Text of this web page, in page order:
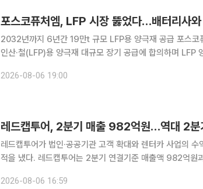
포스코퓨처엠, LFP 시장 뚫었다…배터리사와
2032년까지 6년간 19만t 규모 LFP용 양극재 공급 포스코퓨처엠이 국내 유력 배터리 업체와 리튬·
인산·철(LFP)용 양극재 대규모 장기 공급에 합의하며 LFP
처엠은 내년부터 2032년까지 6년간 19만t(톤) 이
2026-08-06 19:00
레드캡투어, 2분기 매출 982억원…역대 2분
레드캡투어가 법인·공공기관 고객 확대와 렌터카 사업의
적을 냈다. 레드캡투어는 2분기 연결기준 매출액 982억원과 영업이익 157억원을 기록했다고 6일
2026-08-06 16:59